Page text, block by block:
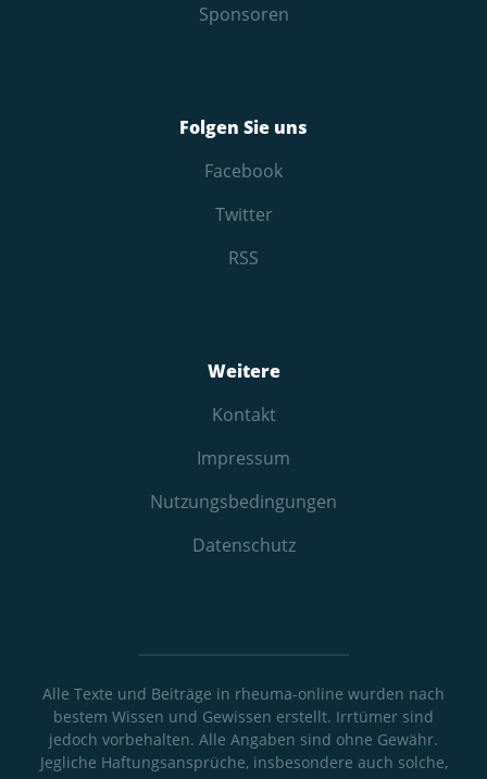
Sponsoren
Folgen Sie uns
Facebook
Twitter
RSS
Weitere
Kontakt
Impressum
Nutzungs­bedingungen
Datenschutz
Alle Texte und Beiträge in rheuma-online wurden nach
bestem Wissen und Gewissen erstellt. Irrtümer sind
jedoch vorbehalten. Alle Angaben sind ohne Gewähr.
Jegliche Haftungsansprüche, insbesondere auch solche,